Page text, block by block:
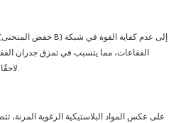
الفقاعات، مما يتسبب في تمزق جدران
لاحقًا، مما يؤدي إلى رغوة مجوفة أو منهارة.
على عكس المواد البلاستيكية الرغوية المرنة،